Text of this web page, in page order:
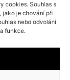
cookies. Souhlas s
jako je chování při
nebo odvolání
funkce.